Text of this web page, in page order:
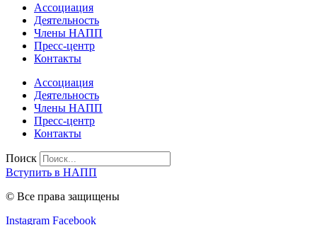
Ассоциация
Деятельность
Члены НАПП
Пресс-центр
Контакты
Ассоциация
Деятельность
Члены НАПП
Пресс-центр
Контакты
Поиск
Вступить в НАПП
© Все права защищены
Instagram Facebook